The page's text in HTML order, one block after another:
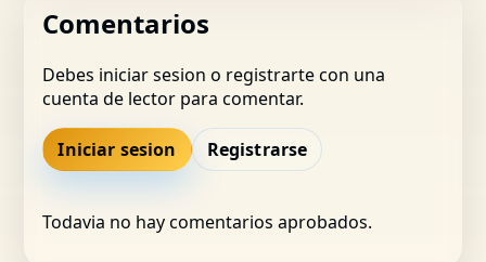
Comentarios
Debes iniciar sesion o registrarte con una
cuenta de lector para comentar.
Iniciar sesion Registrarse
Todavia no hay comentarios aprobados.